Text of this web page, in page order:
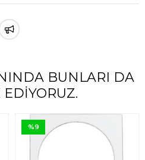
BUNLARI DA
EDIYORUZ.
%9